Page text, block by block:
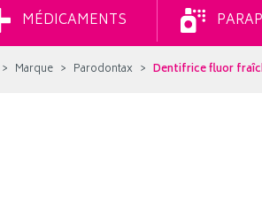
MÉDICAMENTS
Marque Parodontax Dentifrice fluor